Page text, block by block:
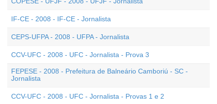
IF-CE - 2008 - IF-CE - Jornalista
CEPS-UFPA - 2008 - UFPA - Jornalista
CCV-UFC - 2008 - UFC - Jornalista - Prova 3
FEPESE - 2008 - Prefeitura de Balneário Camboriú - SC -
Jornalista
CCV-UFC - 2008 - UFC - Jornalista - Provas 1 e 2